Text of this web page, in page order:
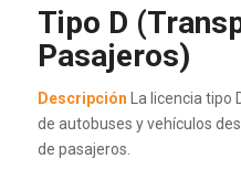
Tipo D
Pasajeros)
Descripción La licencia
de autobuses y vehículos
de pasajeros.